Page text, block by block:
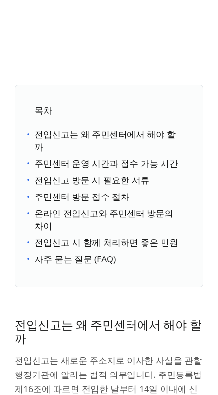
목차
전입신고는 왜 주민센터에서 해야 할
까
주민센터 운영 시간과 접수 가능 시간
전입신고 방문 시 필요한 서류
주민센터 방문 접수 절차
온라인 전입신고와 주민센터 방문의
차이
전입신고 시 함께 처리하면 좋은 민원
자주 묻는 질문 (FAQ)
전입신고는 왜 주민센터에서 해야 할
까
전입신고는 새로운 주소지로 이사한 사실을 관할
행정기관에 알리는 법적 의무입니다. 주민등록법
제16조에 따르면 전입한 날부터 14일 이내에 신